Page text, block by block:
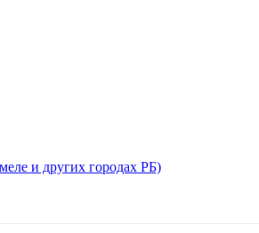
и других городах РБ)